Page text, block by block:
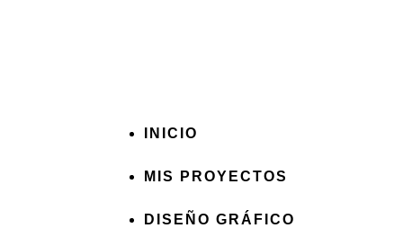
INICIO
MIS PROYECTOS
DISEÑO GRÁFICO